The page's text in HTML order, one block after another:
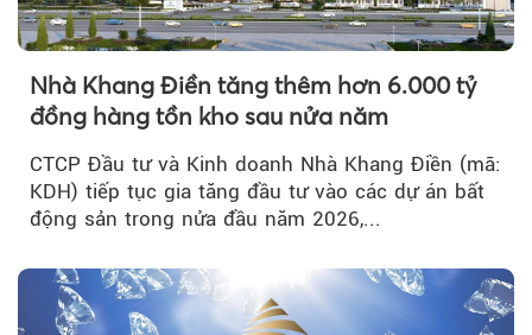
Nhà Khang Điền tăng thêm hơn 6.000 tỷ
đồng hàng tồn kho sau nửa năm
CTCP Đầu tư và Kinh doanh Nhà Khang Điền (mã:
KDH) tiếp tục gia tăng đầu tư vào các dự án bất
động sản trong nửa đầu năm 2026,...